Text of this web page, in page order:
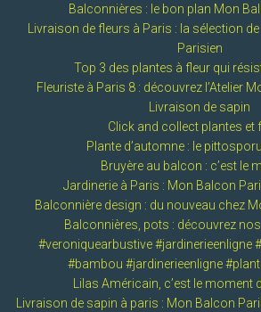
Balconnières : le bon plan Mon
Livraison de fleurs à Paris : la sélection
Parisien
Top 3 des plantes à fleur qui
Fleuriste à Paris 8 : découvrez l’Atelier
Livraison de sapin
Click and collect plantes et
Plante d’automne : le
Bruyère au balcon : c’est le
Jardinerie à Paris : Mon Balcon
Balconnière design : du nouveau chez
Balconnières, pots : découvrez
#veroniquearbustive #jardinerieenligne
#bambou #jardinerieenligne
Lilas Américain, c’est le moment
Livraison de sapin à paris : Mon Balcon